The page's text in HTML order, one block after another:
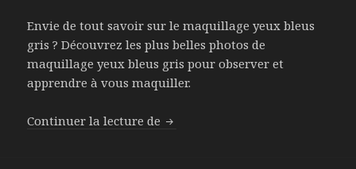
Envie de tout savoir sur le maquillage yeux bleus
gris ? Découvrez les plus belles photos de
maquillage yeux bleus gris pour observer et
apprendre à vous maquiller.
Continuer la lecture de Le maquillage des yeux bleus